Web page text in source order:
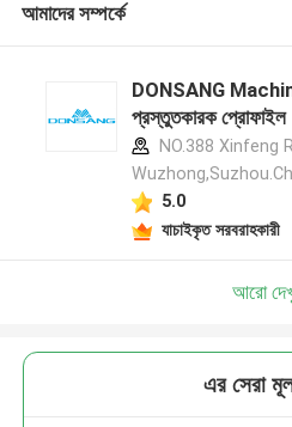
আমাদের সম্পর্কে
DONSANG
প্রস্তুতকারক প্রোফাইল
NO.388 Xinfeng
5.0
যাচাইকৃত সরবরাহকারী
আরো
এর সেরা